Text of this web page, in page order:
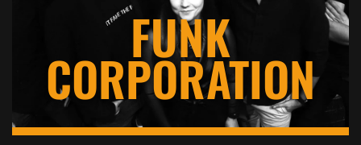
FUNK
CORPORATION